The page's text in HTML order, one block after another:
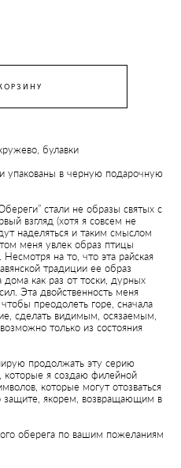
булавки
упакованы в черную подарочную
стали не образы святых с
взгляд (хотя я совсем не
наделяться и таким смыслом
меня увлек образ птицы
на то, что эта райская
традиции ее образ
дома как раз от тоски, дурных
Эта двойственность меня
преодолеть горе, сначала
сделать видимым, осязаемым,
только из состояния
продолжать эту серию
которые я создаю филейной
которые могут отозваться
защите, якорем, возвращающим в
оберега по вашим пожеланиям